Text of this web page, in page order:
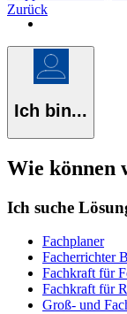
Zurück
Ich bin...
Wie können
Ich suche
Fachplaner
Facherrichter
Fachkraft für
Fachkraft für
Groß- und